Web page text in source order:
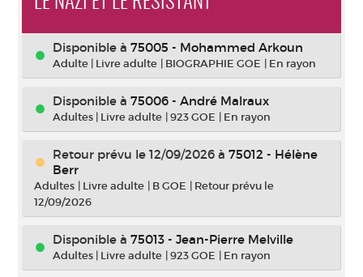
Disponible à 75005 - Mohammed Arkoun
Adulte | Livre adulte | BIOGRAPHIE GOE | En rayon
Disponible à 75006 - André Malraux
Adultes | Livre adulte |923 GOE | En rayon
Retour prévu le 12/09/2026 à 75012 - Hélène
Berr
Adultes | Livre adulte | B GOE | Retour prévu le
12/09/2026
Disponible à 75013 - Jean-Pierre Melville
Adultes | Livre adulte |923 GOE | En rayon